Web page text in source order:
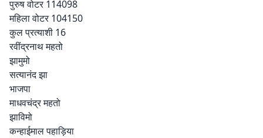
पुरुष वोटर 114098
महिला वोटर 104150
कुल प्रत्याशी 16
रवींद्रनाथ महतो
झामुमो
सत्यानंद झा
भाजपा
माधवचंद्र महतो
झाविमो
कन्हाईमाल पहाड़िया